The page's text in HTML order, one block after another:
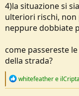
4)la situazione si
ulteriori rischi, non
neppure dobbiate
come passereste
della strada?
R
whitefeathere